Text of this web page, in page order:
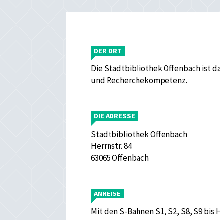
DER ORT
Die Stadtbibliothek Offenbach ist
und Recherchekompetenz.
DIE ADRESSE
Stadtbibliothek Offenbach
Herrnstr. 84
63065 Offenbach
ANREISE
Mit den S-Bahnen S1, S2, S8, S9